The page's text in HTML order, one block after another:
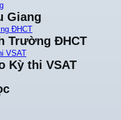
Giang
ĐHCT
Trường ĐHCT
VSAT
Kỳ thi VSAT